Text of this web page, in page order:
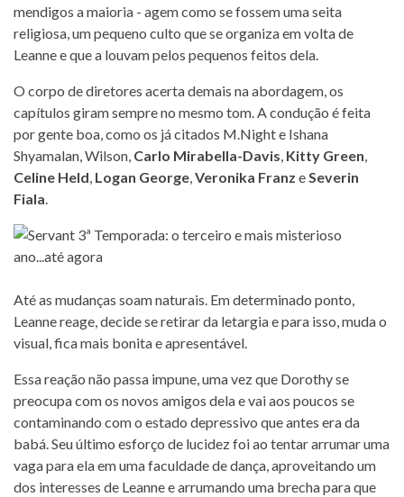
mendigos a maioria - agem como se fossem uma seita
religiosa, um pequeno culto que se organiza em volta de
Leanne e que a louvam pelos pequenos feitos dela.
O corpo de diretores acerta demais na abordagem, os
capítulos giram sempre no mesmo tom. A condução é feita
por gente boa, como os já citados M.Night e Ishana
Shyamalan, Wilson, Carlo Mirabella-Davis, Kitty Green,
Celine Held, Logan George,Veronika Franz eSeverin
Fiala.
Até as mudanças soam naturais. Em determinado ponto,
Leanne reage, decide se retirar da letargia e para isso, muda o
visual, fica mais bonita e apresentável.
Essa reação não passa impune, uma vez que Dorothy se
preocupa com os novos amigos dela e vai aos poucos se
contaminando com o estado depressivo que antes era da
babá. Seu último esforço de lucidez foi ao tentar arrumar uma
vaga para ela em uma faculdade de dança, aproveitando um
dos interesses de Leanne e arrumando uma brecha para que